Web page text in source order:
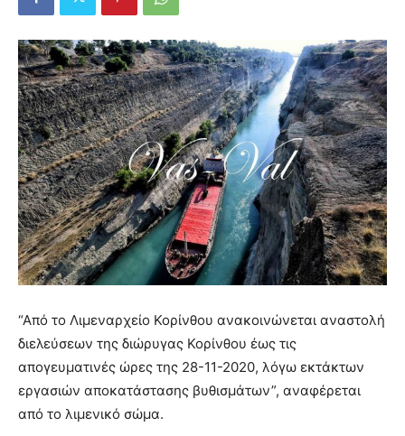
“Από το Λιμεναρχείο Κορίνθου ανακοινώνεται αναστολή
διελεύσεων της διώρυγας Κορίνθου έως τις
απογευματινές ώρες της 28-11-2020, λόγω εκτάκτων
εργασιών αποκατάστασης βυθισμάτων”, αναφέρεται
από το λιμενικό σώμα.